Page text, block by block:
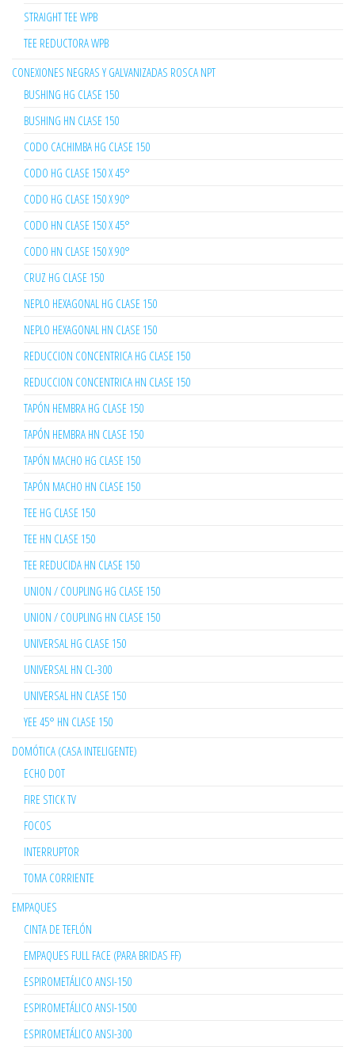
STRAIGHT TEE WPB
TEE REDUCTORA WPB
CONEXIONES NEGRAS Y GALVANIZADAS ROSCA NPT
BUSHING HG CLASE 150
BUSHING HN CLASE 150
CODO CACHIMBA HG CLASE 150
CODO HG CLASE 150 X 45°
CODO HG CLASE 150 X 90°
CODO HN CLASE 150 X 45°
CODO HN CLASE 150 X 90°
CRUZ HG CLASE 150
NEPLO HEXAGONAL HG CLASE 150
NEPLO HEXAGONAL HN CLASE 150
REDUCCION CONCENTRICA HG CLASE 150
REDUCCION CONCENTRICA HN CLASE 150
TAPÓN HEMBRA HG CLASE 150
TAPÓN HEMBRA HN CLASE 150
TAPÓN MACHO HG CLASE 150
TAPÓN MACHO HN CLASE 150
TEE HG CLASE 150
TEE HN CLASE 150
TEE REDUCIDA HN CLASE 150
UNION / COUPLING HG CLASE 150
UNION / COUPLING HN CLASE 150
UNIVERSAL HG CLASE 150
UNIVERSAL HN CL-300
UNIVERSAL HN CLASE 150
YEE 45° HN CLASE 150
DOMÓTICA (CASA INTELIGENTE)
ECHO DOT
FIRE STICK TV
FOCOS
INTERRUPTOR
TOMA CORRIENTE
EMPAQUES
CINTA DE TEFLÓN
EMPAQUES FULL FACE (PARA BRIDAS FF)
ESPIROMETÁLICO ANSI-150
ESPIROMETÁLICO ANSI-1500
ESPIROMETÁLICO ANSI-300